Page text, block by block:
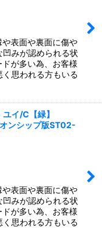
表面や裏面に傷や
みが認められる状
が多い為、お客様
思われる方もいる
イ/C【緑】
ンシップ版ST02-
表面や裏面に傷や
みが認められる状
が多い為、お客様
思われる方もいる